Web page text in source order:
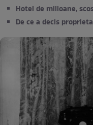
Hotel de milioane,
De ce a decis